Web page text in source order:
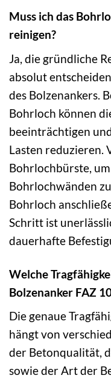
Muss ich das
reinigen?
Ja, die gründliche
absolut
des Bolzenankers.
Bohrloch können
beeinträchtigen
Lasten reduzieren.
Bohrlochbürste,
Bohrlochwänden
Bohrloch
Schritt ist
dauerhafte
Welche
Bolzenanker FAZ
Die genaue
hängt von
der Betonqualität,
sowie der Art der